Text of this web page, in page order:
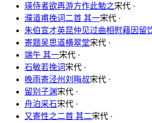
瑛侍者欲再游方作此勉之宋代 ·
濮道甫挽词二首 其一宋代 ·
朱伯宣才英昆仲见过曲相慰藉因留
寄题吴思道横翠堂宋代 ·
端午 其一宋代 ·
石敏若挽词 宋代 ·
晚雨寄泾州刘晦叔宋代 ·
留别子渊宋代 ·
舟泊采石宋代 ·
又寄性之二首 其二宋代 ·